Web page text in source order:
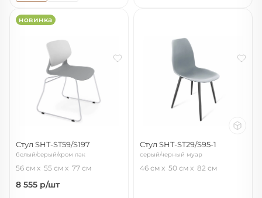
новинка
Стул SHT-ST59/S197
белый/серый/хром лак
56 см 55 см 77 см
8 555 р/шт
Стул SHT-ST29/S95-1
серый/черный муар
46 см 50 см 82 см